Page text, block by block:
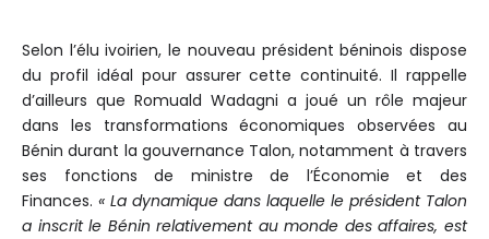
Selon l’élu ivoirien, le nouveau président béninois dispose
du profil idéal pour assurer cette continuité. Il rappelle
d’ailleurs que Romuald Wadagni a joué un rôle majeur
dans les transformations économiques observées au
Bénin durant la gouvernance Talon, notamment à travers
ses fonctions de ministre de l’Économie et des
Finances. « La dynamique dans laquelle le président Talon
a inscrit le Bénin relativement au monde des affaires, est